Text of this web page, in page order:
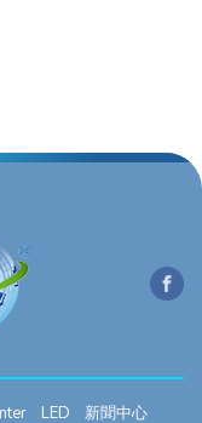
LED
新聞中心